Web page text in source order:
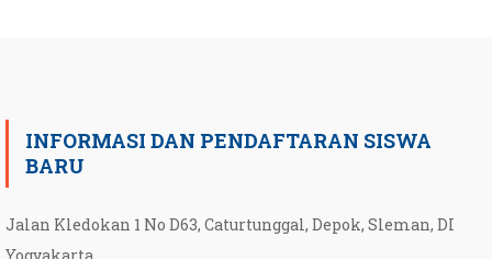
INFORMASI DAN PENDAFTARAN SISWA
BARU
Jalan Kledokan 1 No D63, Caturtunggal, Depok, Sleman, DI
Yogyakarta